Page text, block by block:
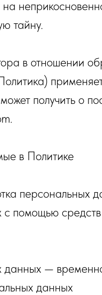
тайну.
в отношении
получить о
в Политике
персональных
с помощью средств
данных —
данных